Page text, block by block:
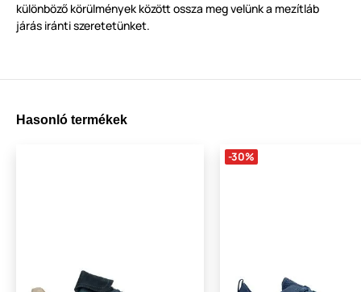
különböző körülmények között ossza meg velünk a mezítláb
járás iránti szeretetünket.
Hasonló termékek
-30%